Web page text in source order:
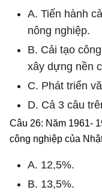
A. Tiến hành
nông nghiệp.
B. Cải tạo
xây dựng nền
C. Phát triển
D. Cả 3 câu
Câu 26: Năm 1961-
công nghiệp của
A. 12,5%.
B. 13,5%.